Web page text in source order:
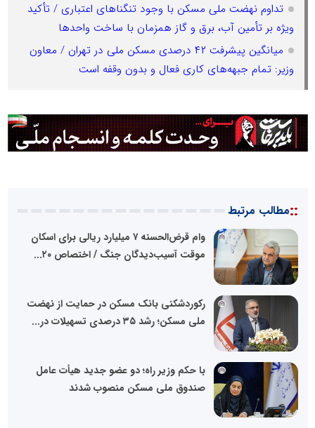
تداوم نهضت ملی مسکن با وجود تنگناهای اعتباری / تأکید
ویژه بر تأمین آب، برق و گاز همزمان با ساخت واحدها
میانگین پیشرفت ۴۲ درصدی مسکن ملی در تهران / معاون
وزیر: تمام جبهه‌های کاری فعال و بدون وقفه است
::مطالب مرتبط
وام قرض‌الحسنه ۷ میلیارد ریالی برای اسکان
موقت آسیب‌دیدگان جنگ / اختصاص ۲۰...
رکوردشکنی بانک مسکن در حمایت از نهضت
ملی مسکن؛ رشد ۳۵ درصدی تسهیلات در...
با حکم وزیر راه؛ دو عضو جدید هیأت عامل
صندوق ملی مسکن منصوب شدند